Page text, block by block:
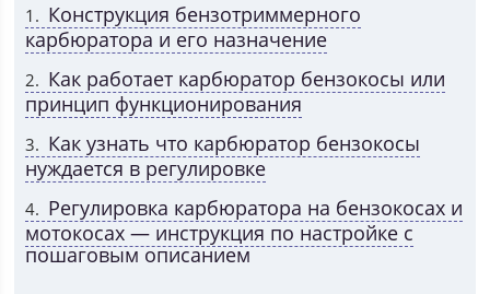
1
Конструкция бензотриммерного
карбюратора и его назначение
2
Как работает карбюратор бензокосы или
принцип функционирования
3
Как узнать что карбюратор бензокосы
нуждается в регулировке
4
Регулировка карбюратора на бензокосах и
мотокосах — инструкция по настройке с
пошаговым описанием